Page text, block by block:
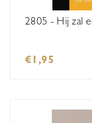
2805 - Hij zal
€1,95